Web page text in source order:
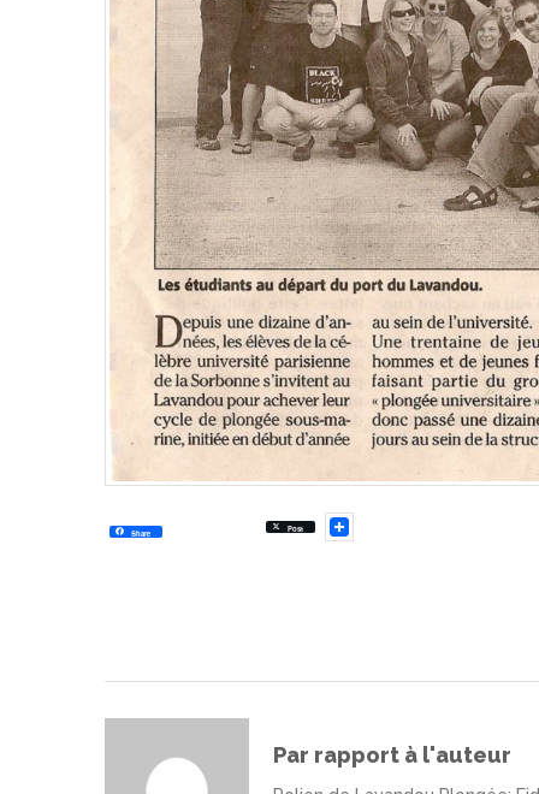
Share Post
Par rapport à l'auteur